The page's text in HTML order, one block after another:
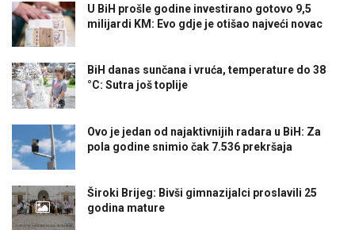
U BiH prošle godine investirano gotovo 9,5
milijardi KM: Evo gdje je otišao najveći novac
BiH danas sunčana i vruća, temperature do 38
°C: Sutra još toplije
Ovo je jedan od najaktivnijih radara u BiH: Za
pola godine snimio čak 7.536 prekršaja
Široki Brijeg: Bivši gimnazijalci proslavili 25
godina mature